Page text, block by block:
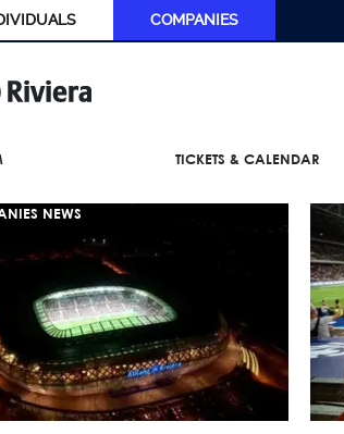
COMPANIES
TICKETS & CALENDAR
NEWS